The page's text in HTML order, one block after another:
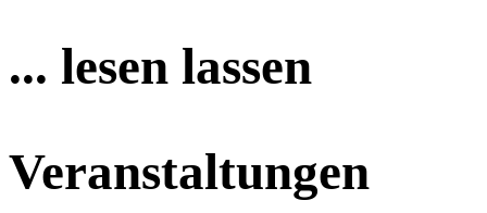
... lesen lassen
Veranstaltungen